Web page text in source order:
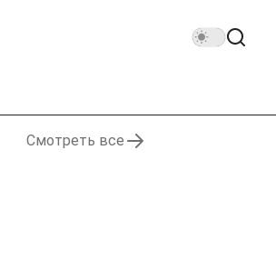
Смотреть все